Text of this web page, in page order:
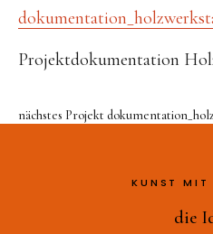
Projektdokumentation
nächstes Projekt
KUNST MIT
die